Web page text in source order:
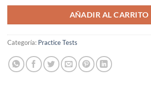
AÑADIR AL CARRITO
Categoría: Practice Tests